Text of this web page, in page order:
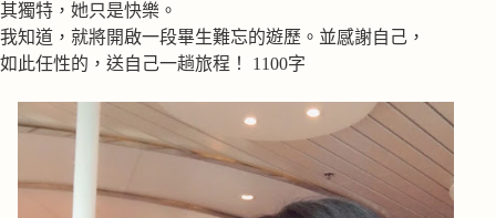
其獨特，她只是快樂。
我知道，就將開啟一段畢生難忘的遊歷。並感謝自己，
如此任性的，送自己一趟旅程！ 1100字